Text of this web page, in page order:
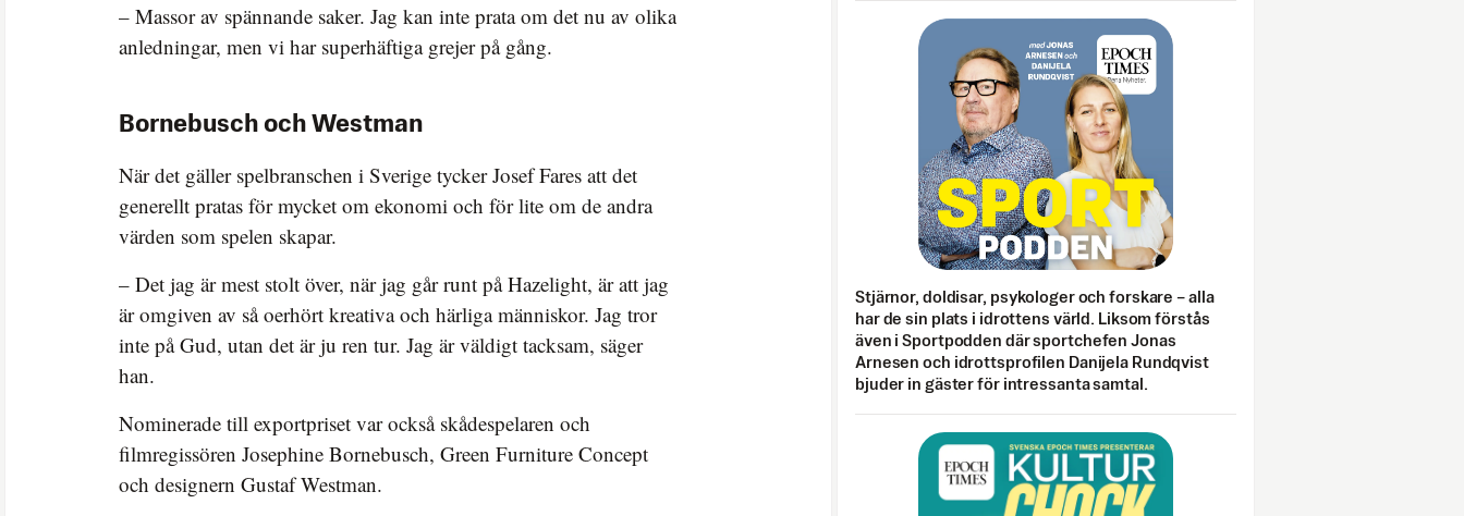
– Massor av spännande saker. Jag kan inte prata om det nu av olika
anledningar, men vi har superhäftiga grejer på gång.
Bornebusch och Westman
När det gäller spelbranschen i Sverige tycker Josef Fares att det
generellt pratas för mycket om ekonomi och för lite om de andra
värden som spelen skapar.
– Det jag är mest stolt över, när jag går runt på Hazelight, är att jag
är omgiven av så oerhört kreativa och härliga människor. Jag tror
inte på Gud, utan det är ju ren tur. Jag är väldigt tacksam, säger
han.
Nominerade till exportpriset var också skådespelaren och
filmregissören Josephine Bornebusch, Green Furniture Concept
och designern Gustaf Westman.
Stjärnor, doldisar, psykologer och forskare – alla
har de sin plats i idrottens värld. Liksom förstås
även i Sportpodden där sportchefen Jonas
Arnesen och idrottsprofilen Danijela Rundqvist
bjuder in gäster för intressanta samtal.